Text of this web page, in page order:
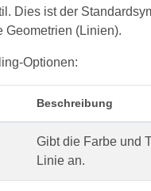
Dies ist der
Geometrien (Linien).
Optionen:
Beschreibung
Gibt die Farbe und
Linie an.